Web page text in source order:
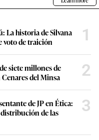
La historia de Silvana
voto de traición
1
siete millones de
del Minsa
2
de JP en Ética:
de las
3